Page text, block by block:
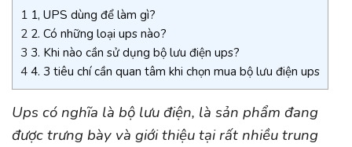
1 1, UPS dùng để làm gì?
2 2. Có những loại ups nào?
3 3. Khi nào cần sử dụng bộ lưu điện ups?
4 4. 3 tiêu chí cần quan tâm khi chọn mua bộ lưu điện ups
Ups có nghĩa là bộ lưu điện, là sản phẩm đang
được trưng bày và giới thiệu tại rất nhiều trung